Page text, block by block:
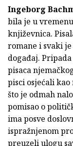
Ingeborg
bila je u
književnica.
romane i svaki
događaj.
pisaca
pisci osjećali
što je odmah
pomisao o
ima posve
ispražnjenom
preuzeli ulogu